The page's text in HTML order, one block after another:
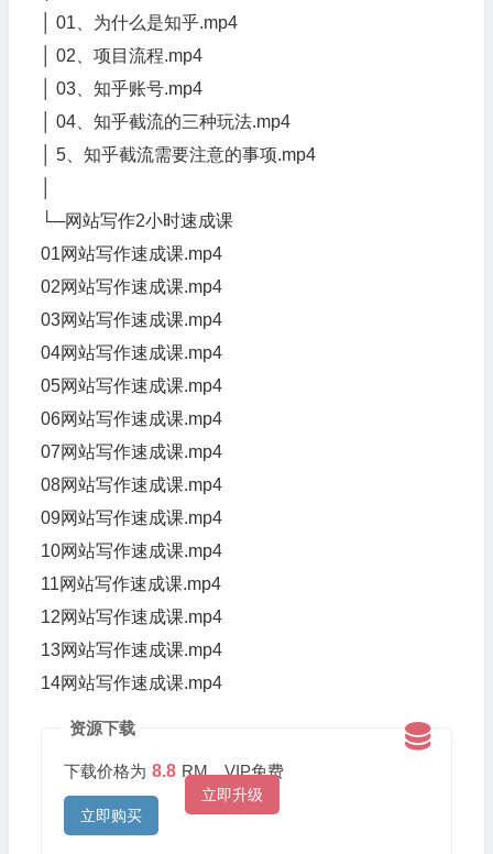
│ 01、为什么是知乎.mp4
│ 02、项目流程.mp4
│ 03、知乎账号.mp4
│ 04、知乎截流的三种玩法.mp4
│ 5、知乎截流需要注意的事项.mp4
└─网站写作2小时速成课
01网站写作速成课.mp4
02网站写作速成课.mp4
03网站写作速成课.mp4
04网站写作速成课.mp4
05网站写作速成课.mp4
06网站写作速成课.mp4
07网站写作速成课.mp4
08网站写作速成课.mp4
09网站写作速成课.mp4
10网站写作速成课.mp4
11网站写作速成课.mp4
12网站写作速成课.mp4
13网站写作速成课.mp4
14网站写作速成课.mp4
资源下载
下载价格为 8.8 RM，VIP免费
立即升级
立即购买